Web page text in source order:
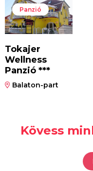
Panzió
Tokajer
Wellness
Panzió ***
Balaton-part
Kövess